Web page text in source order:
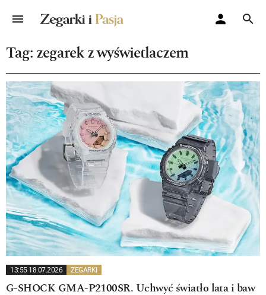
Tag: zegarek z wyświetlaczem
13:55 18.07.2026 ZEGARKI
G-SHOCK GMA-P2100SR. Uchwyć światło lata i baw